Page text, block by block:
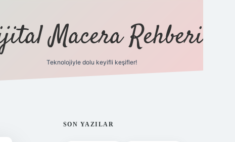
Macera Rehberi
Teknolojiyle dolu keyifli keşifler!
SIDEBAR
SON YAZILAR